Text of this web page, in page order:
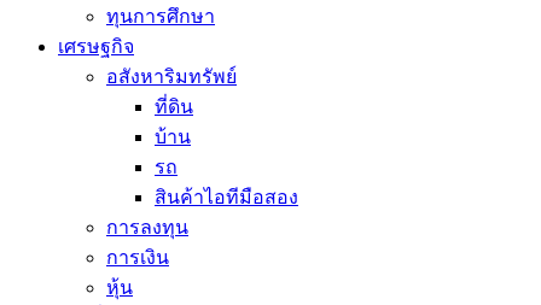
ทุนการศึกษา
เศรษฐกิจ
อสังหาริมทรัพย์
ที่ดิน
บ้าน
รถ
สินค้าไอทีมือสอง
การลงทุน
การเงิน
หุ้น